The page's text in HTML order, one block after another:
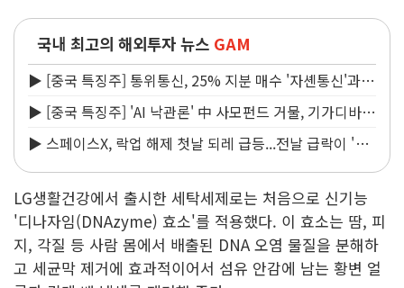
국내 최고의 해외투자 뉴스 GAM
▶ [중국 특징주] 통위통신, 25% 지분 매수 '자셴통신'과
▶ [중국 특징주] 'AI 낙관론' 中 사모펀드 거물, 기가디바이
▶ 스페이스X, 락업 해제 첫날 되레 급등...전날 급락이 '예
LG생활건강에서 출시한 세탁세제로는 처음으로 신기능
'디나자임(DNAzyme) 효소'를 적용했다. 이 효소는 땀, 피
지, 각질 등 사람 몸에서 배출된 DNA 오염 물질을 분해하
고 세균막 제거에 효과적이어서 섬유 안감에 남는 황변 얼